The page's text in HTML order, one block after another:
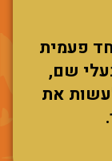
פעמית
שם,
את